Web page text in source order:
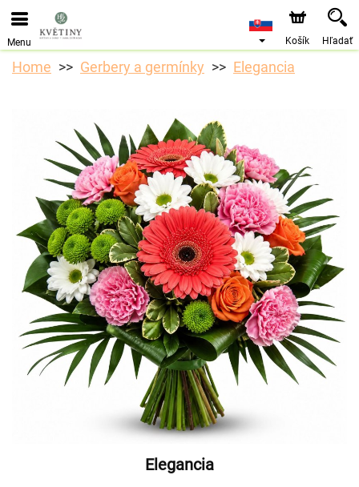
Objednávky prijímame prostredníctvom nášho e-shopu.
Najskorší možný termín doručenia je od 10.8.2026 z
Menu Košík Hľadať
Home Gerbery a germínky Elegancia
Elegancia